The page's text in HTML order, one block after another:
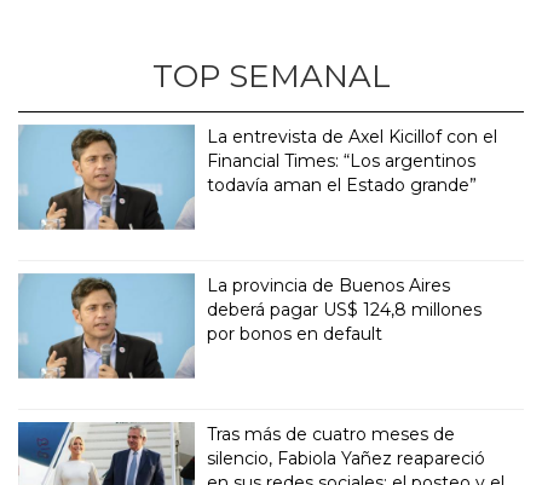
TOP SEMANAL
La entrevista de Axel Kicillof con el
Financial Times: “Los argentinos
todavía aman el Estado grande”
La provincia de Buenos Aires
deberá pagar US$ 124,8 millones
por bonos en default
Tras más de cuatro meses de
silencio, Fabiola Yañez reapareció